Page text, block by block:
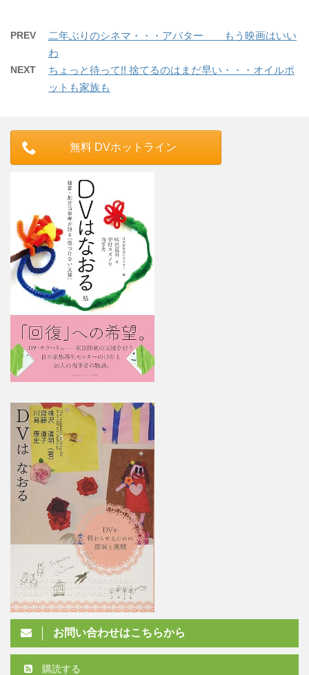
PREV
二年ぶりのシネマ・・・アバター もう映画はいい
わ
NEXT
ちょっと待って!! 捨てるのはまだ早い・・・オイルポ
ットも家族も
無料 DVホットライン
お問い合わせはこちらから
購読する